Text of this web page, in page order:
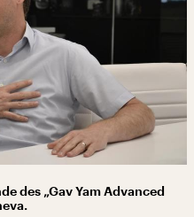
des „Gav Yam Advanced